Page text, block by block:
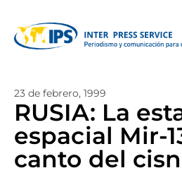
23 de febrero, 1999
RUSIA: La
espacial Mir-
canto del